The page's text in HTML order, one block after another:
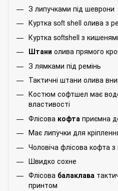
З липучками під шеврони
Куртка soft shell олива з
Куртка softshell з
Штани олива прямого
З лямками під ремінь
Тактичні штани олива
Костюм софтшел має
властивості
Флісова кофта приємна
Має липучки для
Чоловіча флісова кофта
Швидко сохне
Флісова балаклава
принтом